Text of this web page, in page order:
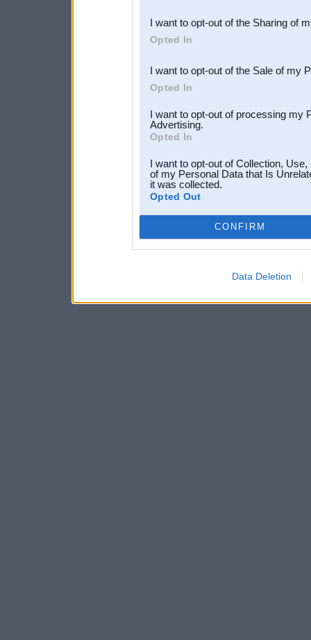
Downstream Participants
third parties.
I want to opt-out of the Sharing of
Opted In
I want to opt-out of the Sale of my
Opted In
I want to opt-out of processing my
Advertising.
Opted In
I want to opt-out of Collection,
of my Personal Data that Is
it was collected.
Opted Out
CONFIRM
Data Deletion